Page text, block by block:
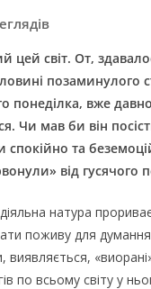
цей світ. От,
позаминулого
понеділка, вже
Чи мав би він
спокійно та
від гусячого
натура
поживу для
виявляється,
по всьому світу у